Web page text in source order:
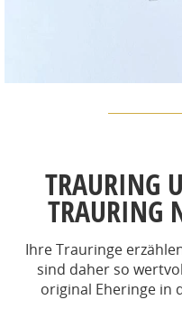
TRAURING
TRAURING
Ihre Trauringe
sind daher so
original Eheringe in